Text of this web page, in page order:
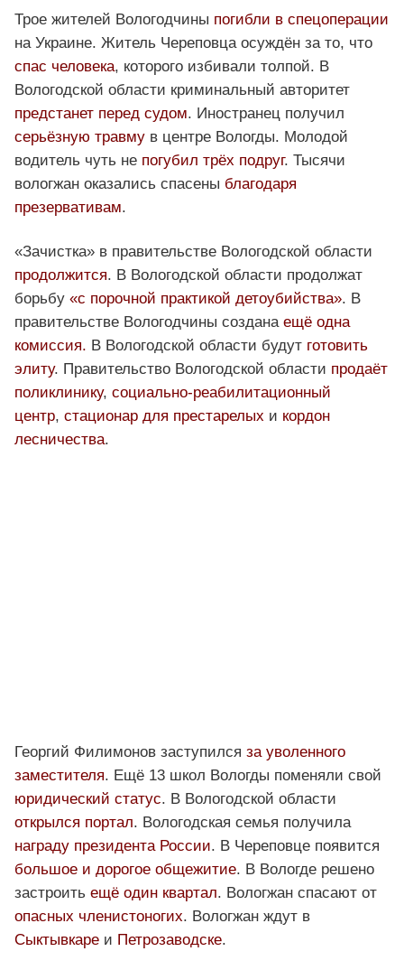
Трое жителей Вологодчины погибли в спецоперации
на Украине. Житель Череповца осуждён за то, что
спас человека, которого избивали толпой. В
Вологодской области криминальный авторитет
предстанет перед судом. Иностранец получил
серьёзную травму в центре Вологды. Молодой
водитель чуть не погубил трёх подруг. Тысячи
вологжан оказались спасены благодаря
презервативам.
«Зачистка» в правительстве Вологодской области
продолжится. В Вологодской области продолжат
борьбу «с порочной практикой детоубийства». В
правительстве Вологодчины создана ещё одна
комиссия. В Вологодской области будут готовить
элиту. Правительство Вологодской области продаёт
поликлинику, социально-реабилитационный
центр, стационар для престарелых и кордон
лесничества.
Георгий Филимонов заступился за уволенного
заместителя. Ещё 13 школ Вологды поменяли свой
юридический статус. В Вологодской области
открылся портал. Вологодская семья получила
награду президента России. В Череповце появится
большое и дорогое общежитие. В Вологде решено
застроить ещё один квартал. Вологжан спасают от
опасных членистоногих. Вологжан ждут в
Сыктывкаре и Петрозаводске.